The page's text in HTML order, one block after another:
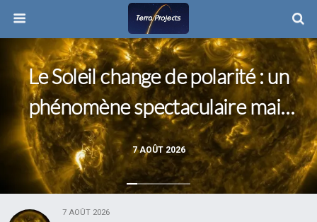
7 AOÛT 2026
Le Soleil change de polarité : un
phénomène spectaculaire mais
naturel
7 AOÛT 2026